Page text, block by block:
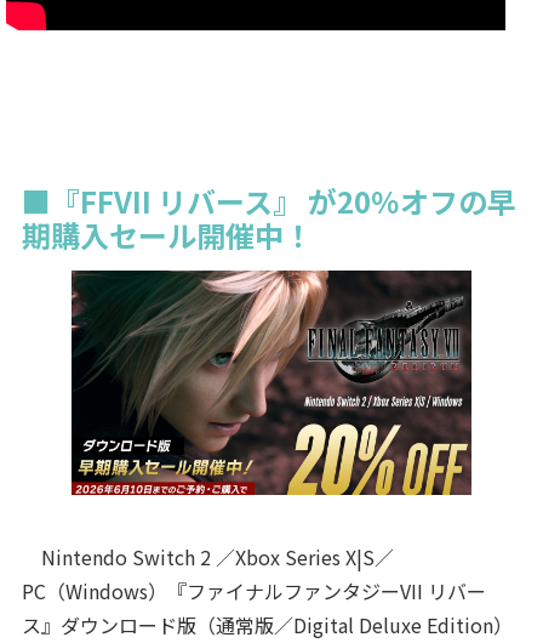
■『FFVII リバース』 が20％オフの早
期購入セール開催中！
Nintendo Switch 2 ／Xbox Series X|S／
PC（Windows）『ファイナルファンタジーVII リバー
ス』ダウンロード版（通常版／Digital Deluxe Edition）